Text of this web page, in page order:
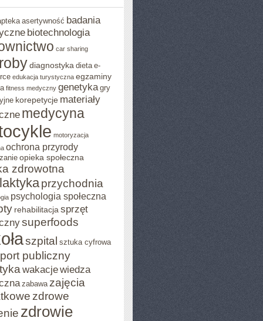
asertywność badania
biotechnologia
car sharing
diagnostyka dieta e-
edukacja turystyczna egzaminy
fitness medyczny genetyka gry
korepetycje materiały
medycyna
motoryzacja
ochrona przyrody
opieka społeczna
zdrowotna
przychodnia
psychologia społeczna
rehabilitacja sprzęt
superfoods
szpital sztuka cyfrowa
publiczny
wakacjewiedza
zabawa zajęcia
zdrowe
zdrowie